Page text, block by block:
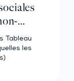
2023
Tableau
les